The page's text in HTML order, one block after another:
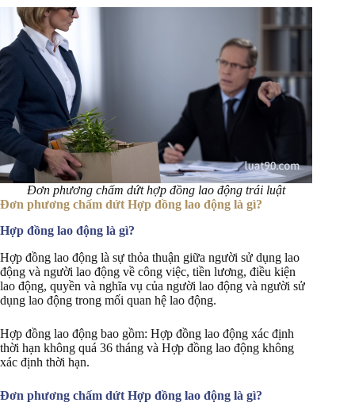
Đơn phương chấm dứt hợp đồng lao động trái luật
Đơn phương chấm dứt Hợp đồng lao động là gì?
Hợp đồng lao động là gì?
Hợp đồng lao động là sự thỏa thuận giữa người sử dụng lao
động và người lao động về công việc, tiền lương, điều kiện
lao động, quyền và nghĩa vụ của người lao động và người sử
dụng lao động trong mối quan hệ lao động.
Hợp đồng lao động bao gồm: Hợp đồng lao động xác định
thời hạn không quá 36 tháng và Hợp đồng lao động không
xác định thời hạn.
Đơn phương chấm dứt Hợp đồng lao động là gì?